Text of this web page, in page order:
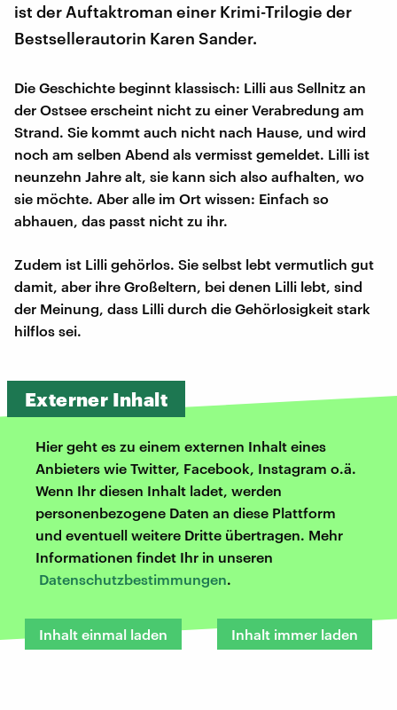
ist der Auftaktroman einer Krimi-Trilogie der
Bestsellerautorin Karen Sander.
Die Geschichte beginnt klassisch: Lilli aus Sellnitz an
der Ostsee erscheint nicht zu einer Verabredung am
Strand. Sie kommt auch nicht nach Hause, und wird
noch am selben Abend als vermisst gemeldet. Lilli ist
neunzehn Jahre alt, sie kann sich also aufhalten, wo
sie möchte. Aber alle im Ort wissen: Einfach so
abhauen, das passt nicht zu ihr.
Zudem ist Lilli gehörlos. Sie selbst lebt vermutlich gut
damit, aber ihre Großeltern, bei denen Lilli lebt, sind
der Meinung, dass Lilli durch die Gehörlosigkeit stark
hilflos sei.
Externer Inhalt
Hier geht es zu einem externen Inhalt eines
Anbieters wie Twitter, Facebook, Instagram o.ä.
Wenn Ihr diesen Inhalt ladet, werden
personenbezogene Daten an diese Plattform
und eventuell weitere Dritte übertragen. Mehr
Informationen findet Ihr in unseren
Datenschutzbestimmungen.
Inhalt einmal laden Inhalt immer laden